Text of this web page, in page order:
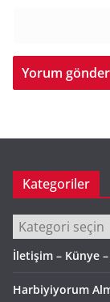
Kategoriler
Kategoriler
İletişim – Künye –
Harbiyiyorum